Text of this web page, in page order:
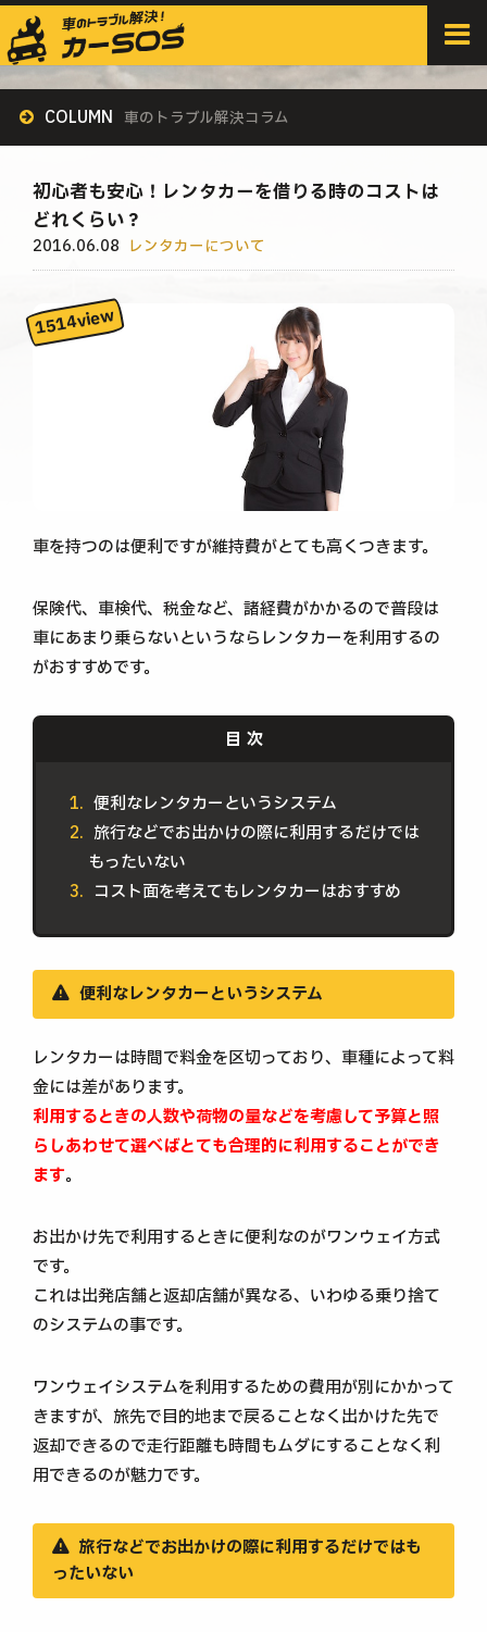
HOME > すべての記事 >
初心者も安心！レンタカーを借りる時のコストはどれくらい？
COLUMN 車のトラブル解決コラム
初心者も安心！レンタカーを借りる時のコストは
どれくらい？
2016.06.08 レンタカーについて
車を持つのは便利ですが維持費がとても高くつきます。
保険代、車検代、税金など、諸経費がかかるので普段は
車にあまり乗らないというならレンタカーを利用するの
がおすすめです。
便利なレンタカーというシステム
旅行などでお出かけの際に利用するだけでは
もったいない
コスト面を考えてもレンタカーはおすすめ
便利なレンタカーというシステム
レンタカーは時間で料金を区切っており、車種によって料
金には差があります。
利用するときの人数や荷物の量などを考慮して予算と照
らしあわせて選べばとても合理的に利用することができ
ます。
お出かけ先で利用するときに便利なのがワンウェイ方式
です。
これは出発店舗と返却店舗が異なる、いわゆる乗り捨て
のシステムの事です。
ワンウェイシステムを利用するための費用が別にかかって
きますが、旅先で目的地まで戻ることなく出かけた先で
返却できるので走行距離も時間もムダにすることなく利
用できるのが魅力です。
旅行などでお出かけの際に利用するだけではも
ったいない